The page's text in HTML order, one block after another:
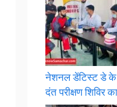
नेशनल डेंटिस्ट डे के
दंत परीक्षण शिविर